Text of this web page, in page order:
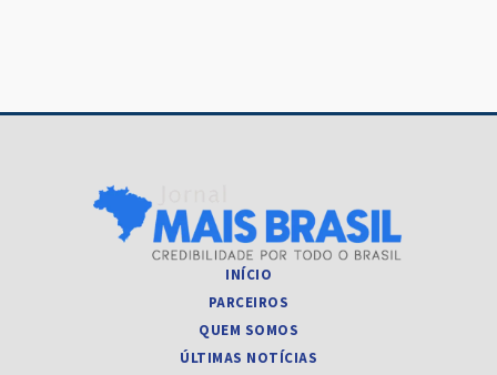
INÍCIO
PARCEIROS
QUEM SOMOS
ÚLTIMAS NOTÍCIAS